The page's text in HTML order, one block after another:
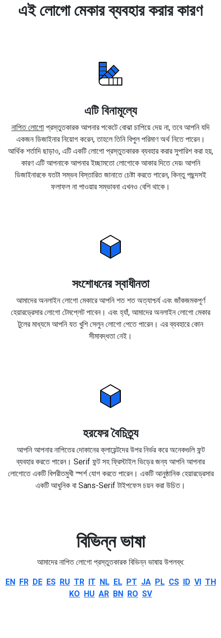
এই লোগো মেকার ব্যবহার করার কারণ
এটি বিনামূল্যে
নাপিত লোগো প্রস্তুতকারক আপনার পকেটে বোঝা চাপিয়ে দেয় না, তবে আপনি যদি
একজন ডিজাইনার নিয়োগ করেন, তাহলে তিনি বিপুল পরিমাণ অর্থ নিতে পারেন।
আর্থিক শর্তাদি ছাড়াও, এটি একটি লোগো প্রস্তুতকারক ব্যবহার করার সুপারিশ করা হয়,
কারণ এটি আপনাকে আপনার ইচ্ছামতো লোগোকে আকার দিতে দেয়৷ আপনি
ডিজাইনারকে যতটা সম্ভব বিস্তারিত জানাতে চেষ্টা করতে পারেন, কিন্তু পছন্দসই
ফলাফল না পাওয়ার সম্ভাবনা এখনও বেশি থাকে।
সংশোধনের স্বাধীনতা
আমাদের অনলাইন লোগো মেকারে আপনি শত শত অত্যাশ্চর্য এবং জাঁকজমকপূর্ণ
হেয়ারড্রেসার লোগো টেমপ্লেট পাবেন। এবং হ্যাঁ, আমাদের অনলাইন লোগো মেকার
টুলের মাধ্যমে আপনি যত খুশি সেলুন লোগো পেতে পারেন। এর ব্যবহারে কোন
সীমাবদ্ধতা নেই।
হরফের বৈচিত্র্য
আপনি আপনার নাপিতের দোকানের ক্লায়েন্টদের উপর নির্ভর করে অনেকগুলি ফন্ট
ব্যবহার করতে পারেন। Serif ফন্ট সহ ফ্রিস্টাইল ভিড়ের জন্য আপনি আপনার
লোগোতে একটি বিপরীতমুখী স্পর্শ যোগ করতে পারেন। একটি আনুষ্ঠানিক হেয়ারড্রেসার
একটি আধুনিক বা Sans-Serif টাইপফেস চয়ন করা উচিত।
বিভিন্ন ভাষা
আমাদের নাপিত লোগো প্রস্তুতকারক বিভিন্ন ভাষায় উপলব্ধ:
EN FR DE ES RU TR IT NL EL PT JA PL CS ID VI TH
KO HU AR BN RO SV